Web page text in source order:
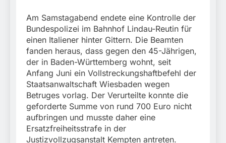
Am Samstagabend endete eine Kontrolle der
Bundespolizei im Bahnhof Lindau-Reutin für
einen Italiener hinter Gittern. Die Beamten
fanden heraus, dass gegen den 45-Jährigen,
der in Baden-Württemberg wohnt, seit
Anfang Juni ein Vollstreckungshaftbefehl der
Staatsanwaltschaft Wiesbaden wegen
Betruges vorlag. Der Verurteilte konnte die
geforderte Summe von rund 700 Euro nicht
aufbringen und musste daher eine
Ersatzfreiheitsstrafe in der
Justizvollzugsanstalt Kempten antreten.